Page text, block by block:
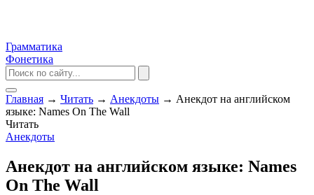
Грамматика
Фонетика
Главная → Читать → Анекдоты → Анекдот на английском
языке: Names On The Wall
Читать
Анекдоты
Анекдот на английском языке: Names
On The Wall